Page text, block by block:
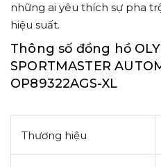
những ai yêu thích sự pha
hiệu suất.
Thông số đồng hồ
SPORTMASTER
OP89322AGS-XL
Thương hiệu